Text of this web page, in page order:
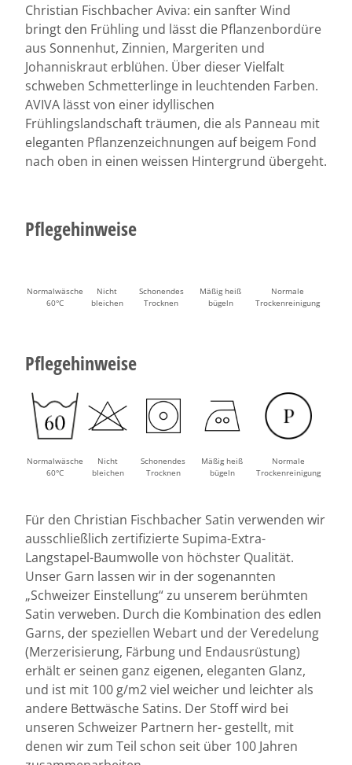
Christian Fischbacher Aviva: ein sanfter Wind
bringt den Frühling und lässt die Pflanzenbordüre
aus Sonnenhut, Zinnien, Margeriten und
Johanniskraut erblühen. Über dieser Vielfalt
schweben Schmetterlinge in leuchtenden Farben.
AVIVA lässt von einer idyllischen
Frühlingslandschaft träumen, die als Panneau mit
eleganten Pflanzenzeichnungen auf beigem Fond
nach oben in einen weissen Hintergrund übergeht.
Pflegehinweise
Normalwäsche
60°C
Nicht
bleichen
Schonendes
Trocknen
Mäßig heiß
bügeln
Normale
Trockenreinigung
Pflegehinweise
Normalwäsche
60°C
Nicht
bleichen
Schonendes
Trocknen
Mäßig heiß
bügeln
Normale
Trockenreinigung
Für den Christian Fischbacher Satin verwenden wir
ausschließlich zertifizierte Supima-Extra-
Langstapel-Baumwolle von höchster Qualität.
Unser Garn lassen wir in der sogenannten
„Schweizer Einstellung“ zu unserem berühmten
Satin verweben. Durch die Kombination des edlen
Garns, der speziellen Webart und der Veredelung
(Merzerisierung, Färbung und Endausrüstung)
erhält er seinen ganz eigenen, eleganten Glanz,
und ist mit 100 g/m2 viel weicher und leichter als
andere Bettwäsche Satins. Der Stoff wird bei
unseren Schweizer Partnern her- gestellt, mit
denen wir zum Teil schon seit über 100 Jahren